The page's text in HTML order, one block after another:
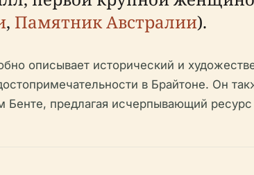
, Памятник Австралии).
описывает исторический и
в Брайтоне. Он
предлагая исчерпывающий